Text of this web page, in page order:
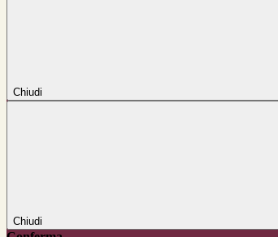
Chiudi
Chiudi